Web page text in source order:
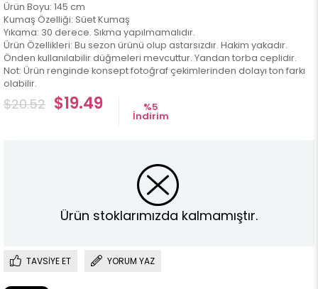
Ürün Boyu: 145 cm
Kumaş Özelliği: Süet Kumaş
Yıkama: 30 derece. Sıkma yapılmamalıdır.
Ürün Özellikleri: Bu sezon ürünü olup astarsızdır. Hakim yakadır.
Önden kullanılabilir düğmeleri mevcuttur. Yandan torba ceplidir.
Not: Ürün renginde konsept fotoğraf çekimlerinden dolayı ton farkı
olabilir.
$20.52 $19.49 %5
İndirim
Ürün stoklarımızda kalmamıştır.
TAVSIYE ET YORUM YAZ